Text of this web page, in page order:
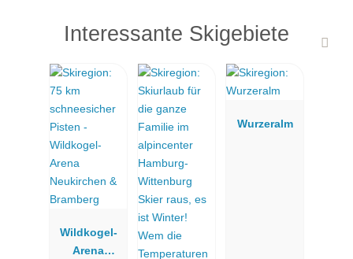
Interessante Skigebiete
Wildkogel-
Arena
Wurzeralm